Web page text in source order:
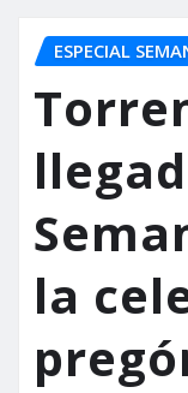
ESPECIAL
la